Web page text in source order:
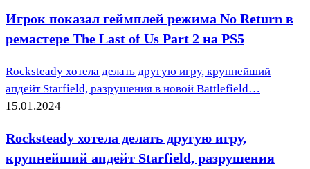
Игрок показал геймплей режима No Return в
ремастере The Last of Us Part 2 на PS5
Rocksteady хотела делать другую игру, крупнейший
апдейт Starfield, разрушения в новой Battlefield…
15.01.2024
Rocksteady хотела делать другую игру,
крупнейший апдейт Starfield, разрушения